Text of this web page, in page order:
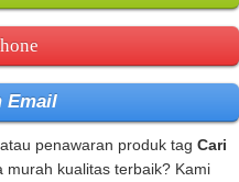
Email
penawaran produk tag Cari
murah kualitas terbaik? Kami